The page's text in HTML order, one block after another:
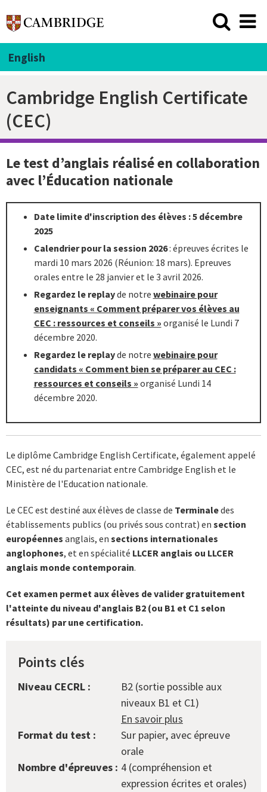
English
Cambridge English Certificate
(CEC)
Le test d’anglais réalisé en collaboration
avec l’Éducation nationale
Date limite d'inscription des élèves : 5 décembre
2025
Calendrier pour la session 2026: épreuves écrites le
mardi 10 mars 2026 (Réunion: 18 mars). Epreuves
orales entre le 28 janvier et le 3 avril 2026.
Regardez le replayde notre webinaire pour
enseignants « Comment préparer vos élèves au
CEC : ressources et conseils » organisé le Lundi 7
décembre 2020.
Regardez le replayde notre webinaire pour
candidats « Comment bien se préparer au CEC :
ressources et conseils » organisé Lundi 14
décembre 2020.
Le diplôme Cambridge English Certificate, également appelé
CEC, est né du partenariat entre Cambridge English et le
Ministère de l'Education nationale.
Le CEC est destiné aux élèves de classe de Terminaledes
établissements publics (ou privés sous contrat) en section
européennes anglais, en sections internationales
anglophones, et en spécialité LLCER anglais ou LLCER
anglais monde contemporain.
Cet examen permet aux élèves de valider gratuitement
l'atteinte du niveau d'anglais B2 (ou B1 et C1 selon
résultats) par une certification.
Points clés
Niveau CECRL :
B2 (sortie possible aux
niveaux B1 et C1)
En savoir plus
Format du test :
Sur papier, avec épreuve
orale
Nombre d'épreuves : 4 (compréhension et
expression écrites et orales)